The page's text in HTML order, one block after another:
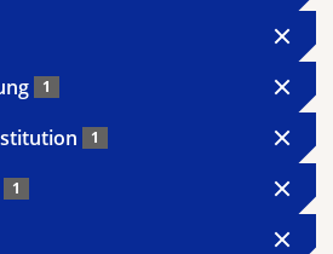
1
1
1